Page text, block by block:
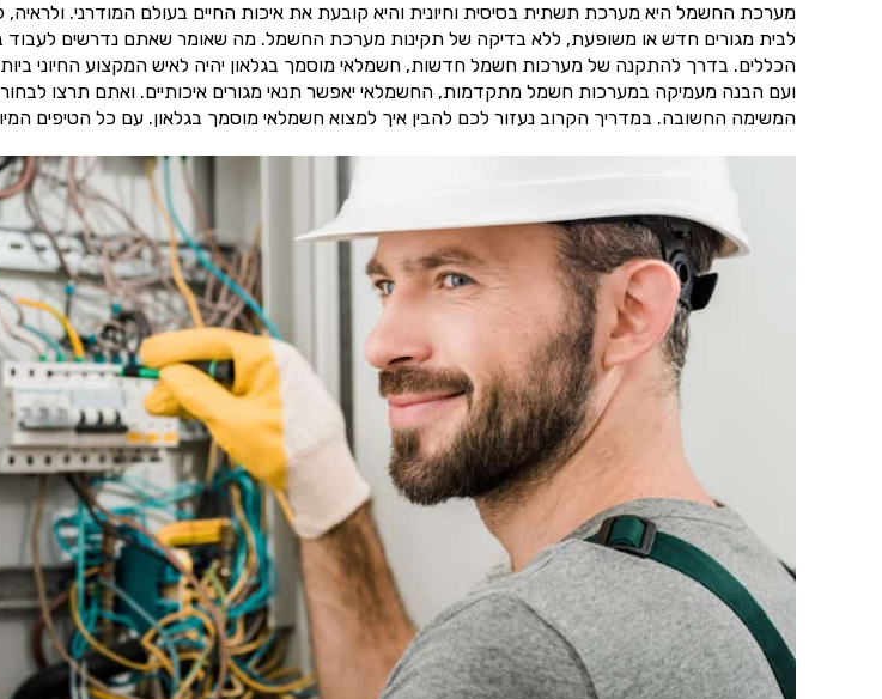
מערכת החשמל היא מערכת תשתית בסיסית וחיונית והיא קובעת את איכות החיים בעולם המודרני. ולראיה,
לבית מגורים חדש או משופעת, ללא בדיקה של תקינות מערכת החשמל. מה שאומר שאתם נדרשים לעבוד
הכללים. בדרך להתקנה של מערכות חשמל חדשות, חשמלאי מוסמך בגלאון יהיה לאיש המקצוע החיוני
ועם הבנה מעמיקה במערכות חשמל מתקדמות, החשמלאי יאפשר תנאי מגורים איכותיים. ואתם תרצו
המשימה החשובה. במדריך הקרוב נעזור לכם להבין איך למצוא חשמלאי מוסמך בגלאון. עם כל הטיפים